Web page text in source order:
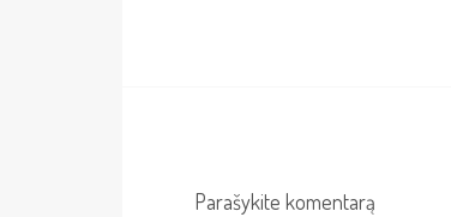
Parašykite komentarą